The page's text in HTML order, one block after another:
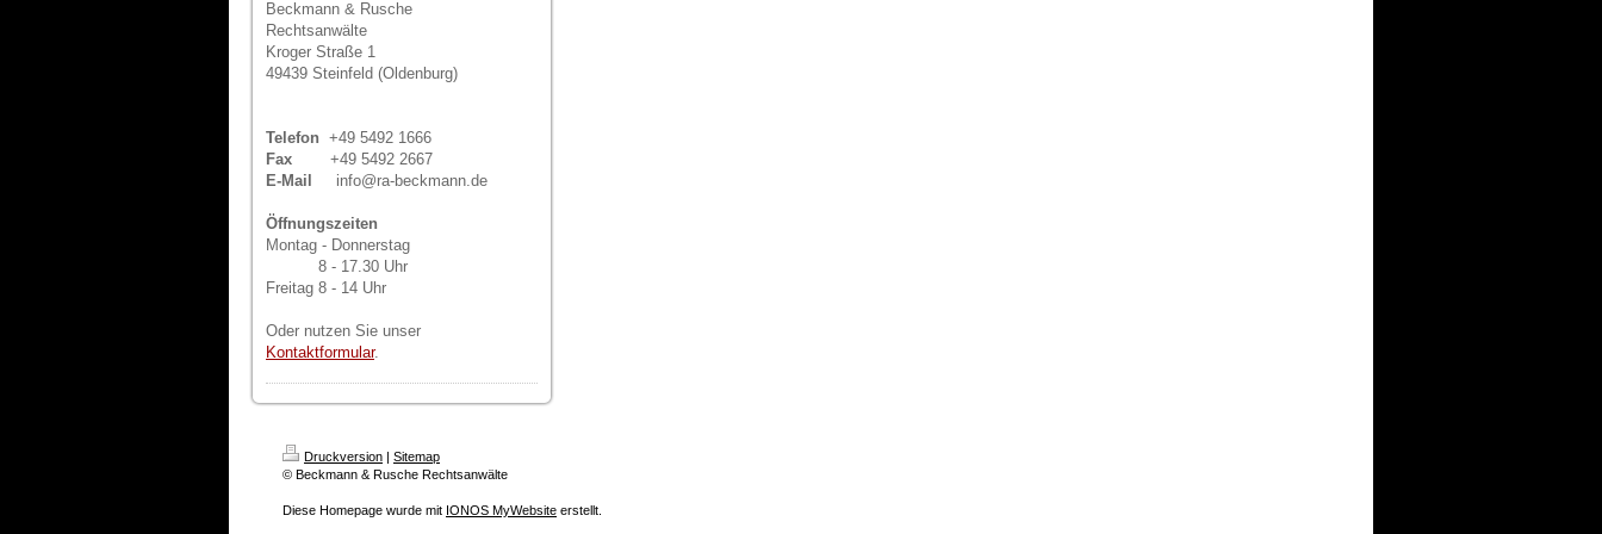
Beckmann & Rusche
Rechtsanwälte
Kroger Straße 1
49439 Steinfeld (Oldenburg)
Telefon +49 5492 1666
Fax +49 5492 2667
E-Mail
info@ra-beckmann.de
Öffnungszeiten
Montag - Donnerstag
8 - 17.30 Uhr
Freitag 8 - 14 Uhr
Oder nutzen Sie unser
Kontaktformular.
Druckversion | Sitemap
© Beckmann & Rusche Rechtsanwälte
Diese Homepage wurde mit IONOS MyWebsite erstellt.